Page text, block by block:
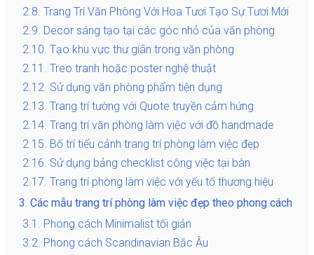
2.8. Trang Trí Văn Phòng Với Hoa Tươi Tạo Sự Tươi Mới
2.9. Decor sáng tạo tại các góc nhỏ của văn phòng
2.10. Tạo khu vực thư giãn trong văn phòng
2.11. Treo tranh hoặc poster nghệ thuật
2.12. Sử dụng văn phòng phẩm tiện dụng
2.13. Trang trí tường với Quote truyền cảm hứng
2.14. Trang trí văn phòng làm việc với đồ handmade
2.15. Bố trí tiểu cảnh trang trí phòng làm việc đẹp
2.16. Sử dụng bảng checklist công việc tại bàn
2.17. Trang trí phòng làm việc với yếu tố thương hiệu
3. Các mẫu trang trí phòng làm việc đẹp theo phong cách
3.1. Phong cách Minimalist tối giản
3.2. Phong cách Scandinavian Bắc Âu